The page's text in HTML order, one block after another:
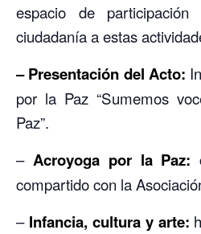
espacio de
ciudadanía a estas
– Presentación del Acto:
por la Paz “Sumemos
Paz”.
– Acroyoga por la Paz:
compartido con la
– Infancia, cultura y arte: